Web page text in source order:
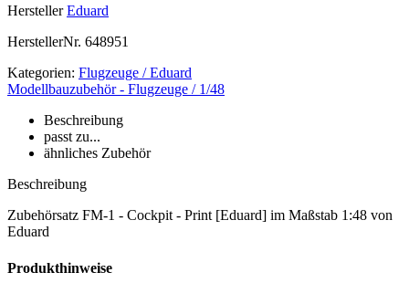
Hersteller Eduard
HerstellerNr. 648951
Kategorien: Flugzeuge / Eduard
Modellbauzubehör - Flugzeuge / 1/48
Beschreibung
passt zu...
ähnliches Zubehör
Beschreibung
Zubehörsatz FM-1 - Cockpit - Print [Eduard] im Maßstab 1:48 von
Eduard
Produkthinweise